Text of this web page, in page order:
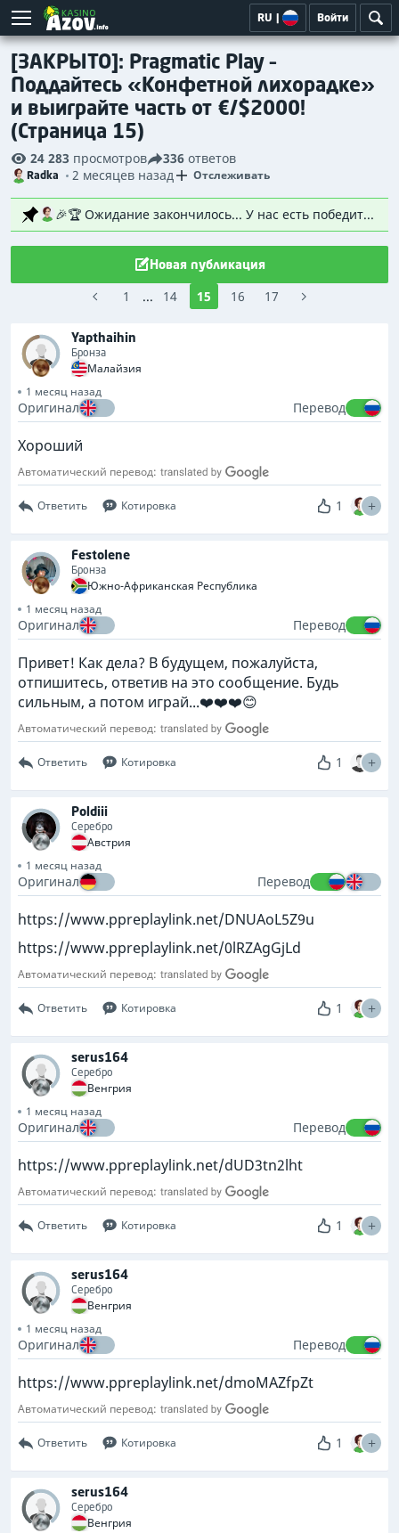
RU | Войти
[ЗАКРЫТО]: Pragmatic Play –
Поддайтесь «Конфетной лихорадке»
и выиграйте часть от €/$2000!
(Страница 15)
24 283 просмотров 336 ответов
Radka 2 месяцев назад Отслеживать
🎉🏆 Ожидание закончилось... У нас есть победители! 🏆🎉 Огромное спасибо всем, кто принял участие, выполнил задания и получил свои билеты. Отклик был фантастическим, и мы очень рады видеть столько знакомых (и новых!) лиц, участвующих в мероприятии. 😁🙌 После жеребьевки с учетом весовых коэффициентов были официально выбраны 20 счастливчиков ! 👇 Вот они! 👇 Если вы увидите своё имя пользователя в списке, следите за своей электронной почтой. Я скоро свяжусь с вами и предоставлю всё необходимое для получения приза. 😉 Не получилось в этот раз? Не волнуйтесь! Каждое соревнование — это новый старт, и ваш следующий счастливый момент может быть совсем рядом. 🍀 Спасибо всем за то, что сделали наш форум таким замечательным местом. С нетерпением ждём встречи с вами в следующем розыгрыше! 🚀 Напоминание: Розыгрыш проводился с использованием нашего метода взвешенной случайной выборки. Участники, заработавшие больше билетов, имели пропорционально более высокие шансы быть выбранными, и после того, как участник был выбран, все его оставшиеся билеты удалялись из общего пула, гарантируя, что каждый победитель мог выиграть только один раз. Всем удачи в следующий раз! 🍀🎉
1 ... 14 15 16 17
Новая публикация
Yapthaihin
Бронза
Малайзия
1 месяц назад
Оригинал Перевод
Хороший
Автоматический перевод:
Ответить Котировка 1
Festolene
Бронза
Южно-Африканская Республика
1 месяц назад
Оригинал Перевод
Привет! Как дела? В будущем, пожалуйста,
отпишитесь, ответив на это сообщение. Будь
сильным, а потом играй...❤️❤️❤️😊
Автоматический перевод:
Ответить Котировка 1
Poldiii
Серебро
Австрия
1 месяц назад
Оригинал Перевод
https://www.ppreplaylink.net/DNUAoL5Z9u
https://www.ppreplaylink.net/0lRZAgGjLd
Автоматический перевод:
Ответить Котировка 1
serus164
Серебро
Венгрия
1 месяц назад
Оригинал Перевод
https://www.ppreplaylink.net/dUD3tn2lht
Автоматический перевод:
Ответить Котировка 1
serus164
Серебро
Венгрия
1 месяц назад
Оригинал Перевод
https://www.ppreplaylink.net/dmoMAZfpZt
Автоматический перевод:
Ответить Котировка 1
serus164
Серебро
Венгрия